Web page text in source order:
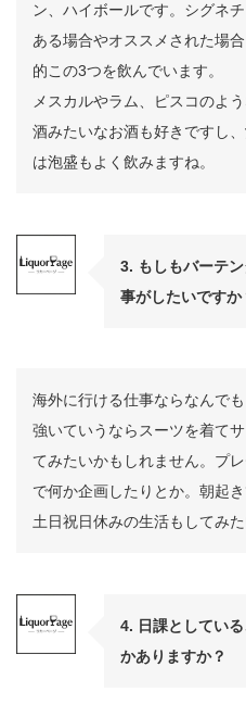
ン、ハイボールです。シグネ
ある場合やオススメされた場
的この3つを飲んでいます。
メスカルやラム、ピスコのよ
酒みたいなお酒も好きですし
は泡盛もよく飲みますね。
3. もしもバーテ
事がしたいですか
海外に行ける仕事ならなんでも
強いていうならスーツを着て
てみたいかもしれません。プ
で何か企画したりとか。朝起き
土日祝日休みの生活もしてみた
4. 日課としてい
かありますか？